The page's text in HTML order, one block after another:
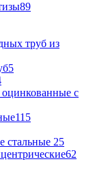
89
труб из
5
с
115
стальные 25
62